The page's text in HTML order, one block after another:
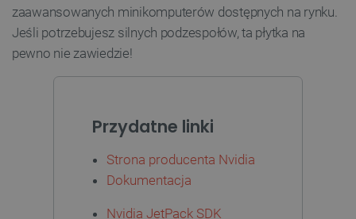
zaawansowanych minikomputerów dostępnych na rynku.
Jeśli potrzebujesz silnych podzespołów, ta płytka na
pewno nie zawiedzie!
Przydatne linki
Strona producenta Nvidia
Dokumentacja
Nvidia JetPack SDK
PHPSESSID
PHP.net